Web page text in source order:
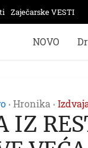
Zaječarske VESTI
NOVO
• Hronika •
IZ